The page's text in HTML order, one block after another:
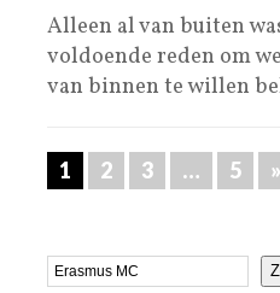
Alleen al van buiten
voldoende reden om
van binnen te willen
1 2 3 … 5 »